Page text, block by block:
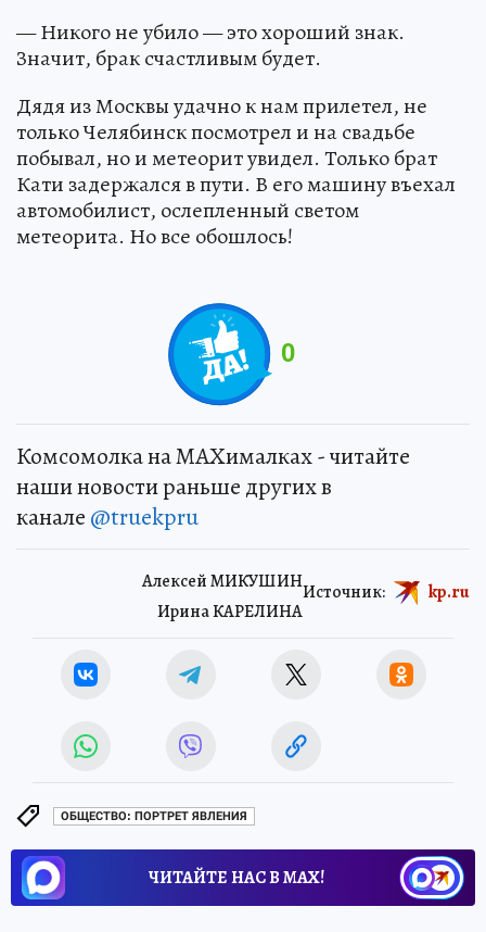
— Никого не убило — это хороший знак.
Значит, брак счастливым будет.
Дядя из Москвы удачно к нам прилетел, не
только Челябинск посмотрел и на свадьбе
побывал, но и метеорит увидел. Только брат
Кати задержался в пути. В его машину въехал
автомобилист, ослепленный светом
метеорита. Но все обошлось!
0
Комсомолка на MAXималках - читайте
наши новости раньше других в
канале @truekpru
Алексей МИКУШИН
Ирина КАРЕЛИНА
Источник: kp.ru
ОБЩЕСТВО: ПОРТРЕТ ЯВЛЕНИЯ
ЧИТАЙТЕ НАС В МАХ!